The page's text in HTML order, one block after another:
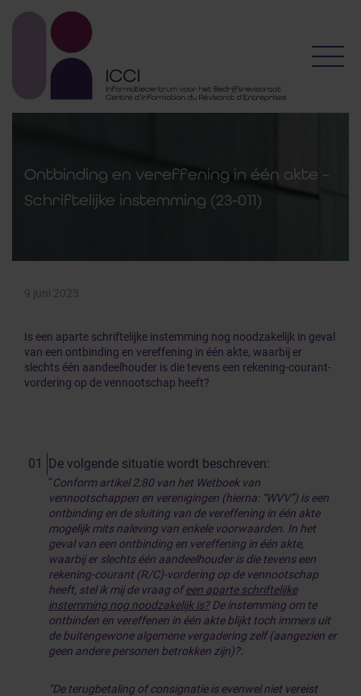
Ontbinding en vereffening in één akte –
Schriftelijke instemming (23-011)
9 juni 2023
Is een aparte schriftelijke instemming nog noodzakelijk in geval
van een ontbinding en vereffening in één akte, waarbij er
slechts één aandeelhouder is die tevens een rekening-courant-
vordering op de vennootschap heeft?
De volgende situatie wordt beschreven:
“Conform artikel 2:80 van het Wetboek van
vennootschappen en verenigingen (hierna: “WVV”) is een
ontbinding en de sluiting van de vereffening in één akte
mogelijk mits naleving van enkele voorwaarden. In het
geval van een ontbinding en vereffening in één akte,
waarbij er slechts één aandeelhouder is die tevens een
rekening-courant (R/C)-vordering op de vennootschap
heeft, stel ik mij de vraag ofeen aparte schriftelijke
instemming nog noodzakelijk is?De instemming om te
ontbinden en vereffenen in één akte blijkt toch immers uit
de buitengewone algemene vergadering zelf (aangezien er
geen andere personen betrokken zijn)?:
“De terugbetaling of consignatie is evenwel niet vereist